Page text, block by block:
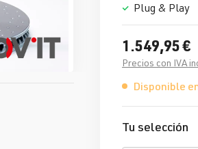
Plug & Play
1.549,95 €
Precios con IVA
Disponible
Tu selección